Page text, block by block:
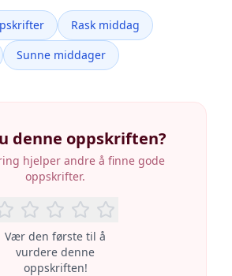
Rask middag
Sunne middager
denne oppskriften?
hjelper andre å finne gode
oppskrifter.
Vær den første til å
vurdere denne
oppskriften!